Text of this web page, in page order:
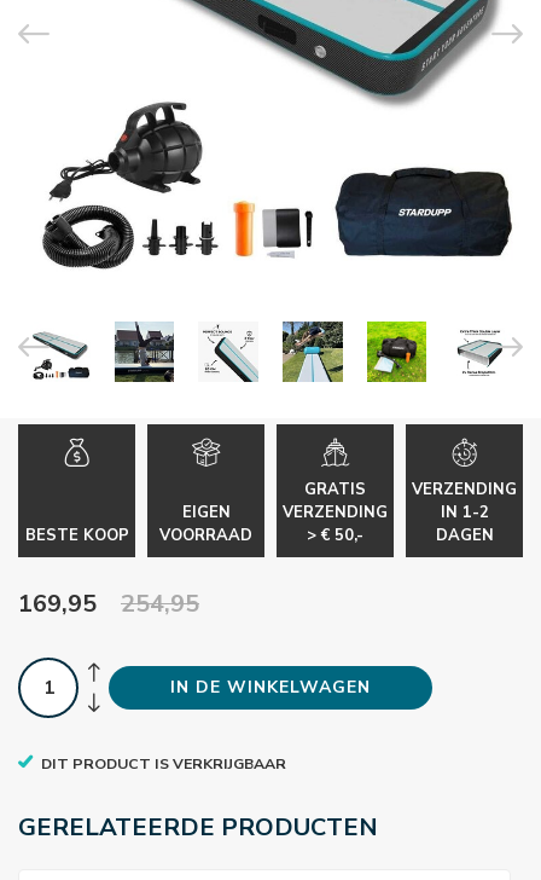
BESTE KOOP
EIGEN
VOORRAAD
GRATIS
VERZENDING
> € 50,-
VERZENDING
IN 1-2
DAGEN
169,95 254,95
IN DE WINKELWAGEN
DIT PRODUCT IS VERKRIJGBAAR
GERELATEERDE PRODUCTEN